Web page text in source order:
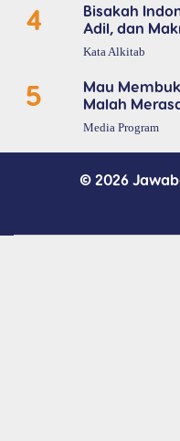
4
Bisakah
Adil, dan
Kata Alkitab
5
Mau
Malah
Media Program
© 2026